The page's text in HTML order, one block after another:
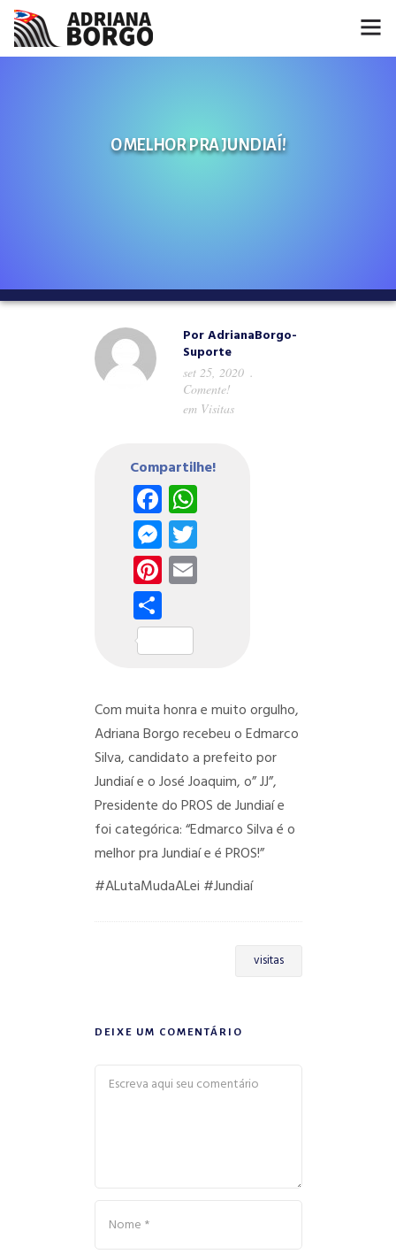
O MELHOR PRA JUNDIAÍ!
PorAdrianaBorgo-
Suporte
set 25, 2020
Comente!
em Visitas
Compartilhe!
Facebook
WhatsApp
Messenger
Twitter
Pinterest
Email
Share
Com muita honra e muito orgulho,
Adriana Borgo recebeu o Edmarco
Silva, candidato a prefeito por
Jundiaí e o José Joaquim, o” JJ”,
Presidente do PROS de Jundiaí e
foi categórica: “Edmarco Silva é o
melhor pra Jundiaí e é PROS!”
#ALutaMudaALei #Jundiaí
visitas
DEIXE UM COMENTÁRIO